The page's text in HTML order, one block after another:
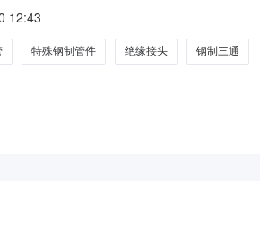
司询价人地址：呼和浩特市玉泉区大南街
12:43
特殊钢制管件 绝缘接头 钢制三通